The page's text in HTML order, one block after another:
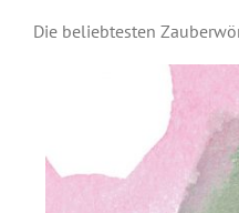
Die beliebtesten